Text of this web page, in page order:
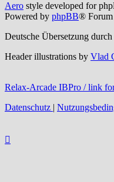
Aero style developed for
Powered by phpBB®
Deutsche Übersetzung durch
Header illustrations by Vlad
Relax-Arcade IBPro / link
Datenschutz |